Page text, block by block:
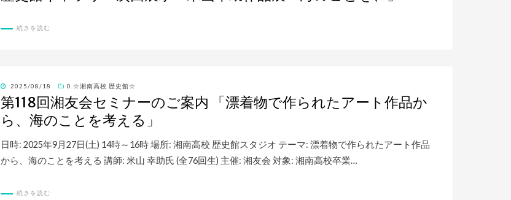
続きを読む
投
稿
日:
2025/08/18 0.☆湘南高校 歴史館☆
第118回湘友会セミナーのご案内 「漂着物で作られたアート作品か
ら、海のことを考える」
日時: 2025年9月27日(土) 14時～16時 場所: 湘南高校 歴史館スタジオ テーマ: 漂着物で作られたアート作品
から、海のことを考える 講師: 米山 幸助氏 (全76回生) 主催: 湘友会 対象: 湘南高校卒業…
続きを読む